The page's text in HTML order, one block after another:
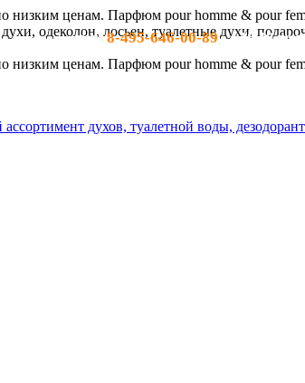
тел:8-495-646-00-89- c 10-19 по